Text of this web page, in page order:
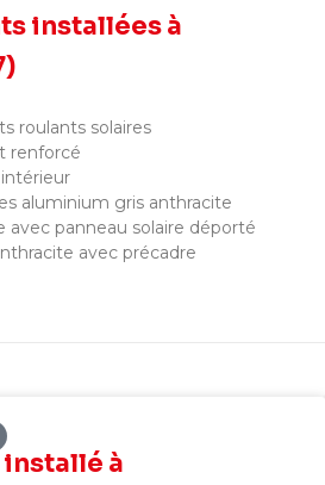
installées à
roulants solaires
renforcé
aluminium gris anthracite
avec panneau solaire déporté
avec précadre
à